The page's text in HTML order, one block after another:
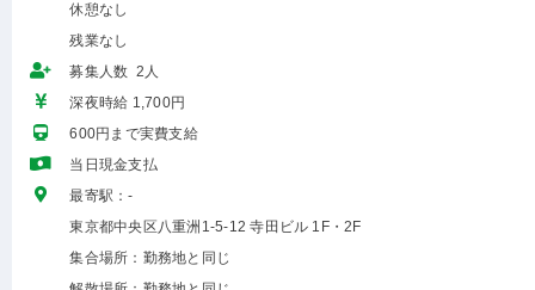
休憩なし
残業なし
募集人数 2人
深夜時給 1,700円
600円まで実費支給
当日現金支払
最寄駅：-
東京都中央区八重洲1-5-12 寺田ビル 1F・2F
集合場所：勤務地と同じ